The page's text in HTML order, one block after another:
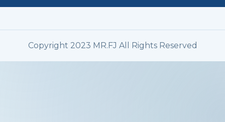
Copyright 2023 MR.FJ All Rights Reserved